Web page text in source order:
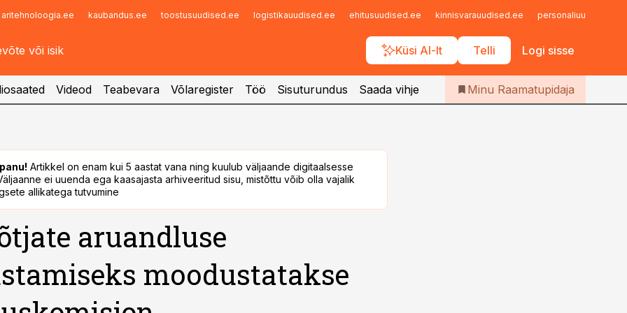
aritehnoloogia.ee kaubandus.ee toostusuudised.ee logistikauudised.ee ehitusuudised.ee kinnisvarauudised.ee personaliuudised.ee
Küsi AI-lt Telli Logi sisse
Infopank
Iseteenindus
Telli Raamatupidaja
Videod Teabevara Võlaregister Töö Sisuturundus Saada vihje Minu Raamatupidaja
Artikkel on enam kui 5 aastat vana ning kuulub väljaande digitaalsesse
ei uuenda ega kaasajasta arhiveeritud sisu, mistõttu võib olla vajalik
allikatega tutvumine
aruandluse
moodustatakse